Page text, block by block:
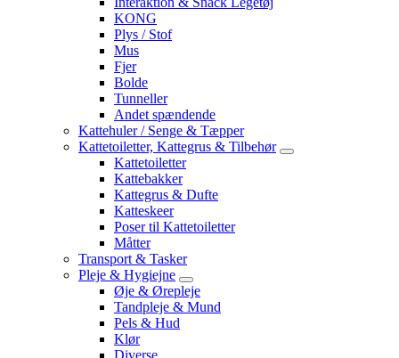
KONG
Plys / Stof
Mus
Fjer
Bolde
Tunneller
Andet spændende
Kattehuler / Senge & Tæpper
Kattetoiletter, Kattegrus & Tilbehør
Kattetoiletter
Kattebakker
Kattegrus & Dufte
Katteskeer
Poser til Kattetoiletter
Måtter
Transport & Tasker
Pleje & Hygiejne
Øje & Ørepleje
Tandpleje & Mund
Pels & Hud
Klør
Diverse